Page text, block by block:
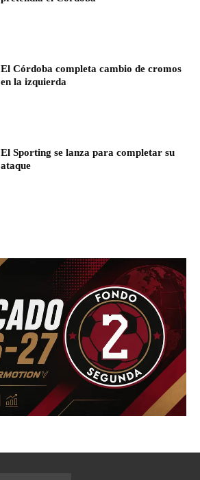
El Córdoba completa cambio de cromos
en la izquierda
El Sporting se lanza para completar su
ataque